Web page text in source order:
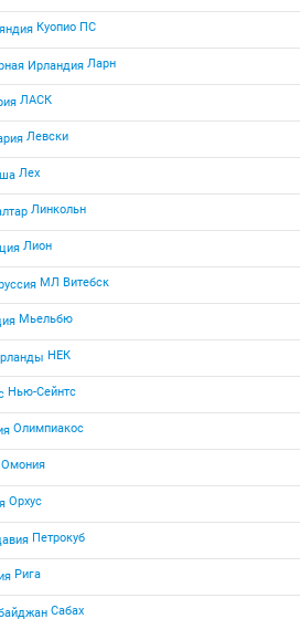
Куопио ПС
Ларн
ЛАСК
Левски
Лех
Линкольн
Лион
МЛ Витебск
Мьельбю
НЕК
Нью-Сейнтс
Олимпиакос
Омония
Орхус
Петрокуб
Рига
Сабах